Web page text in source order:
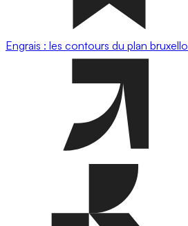
Engrais : les contours du plan